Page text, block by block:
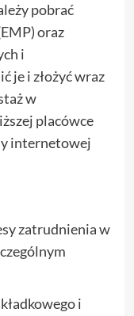
pobrać
oraz
i
je i złożyć wraz
w
placówce
internetowej
zatrudnienia w
i